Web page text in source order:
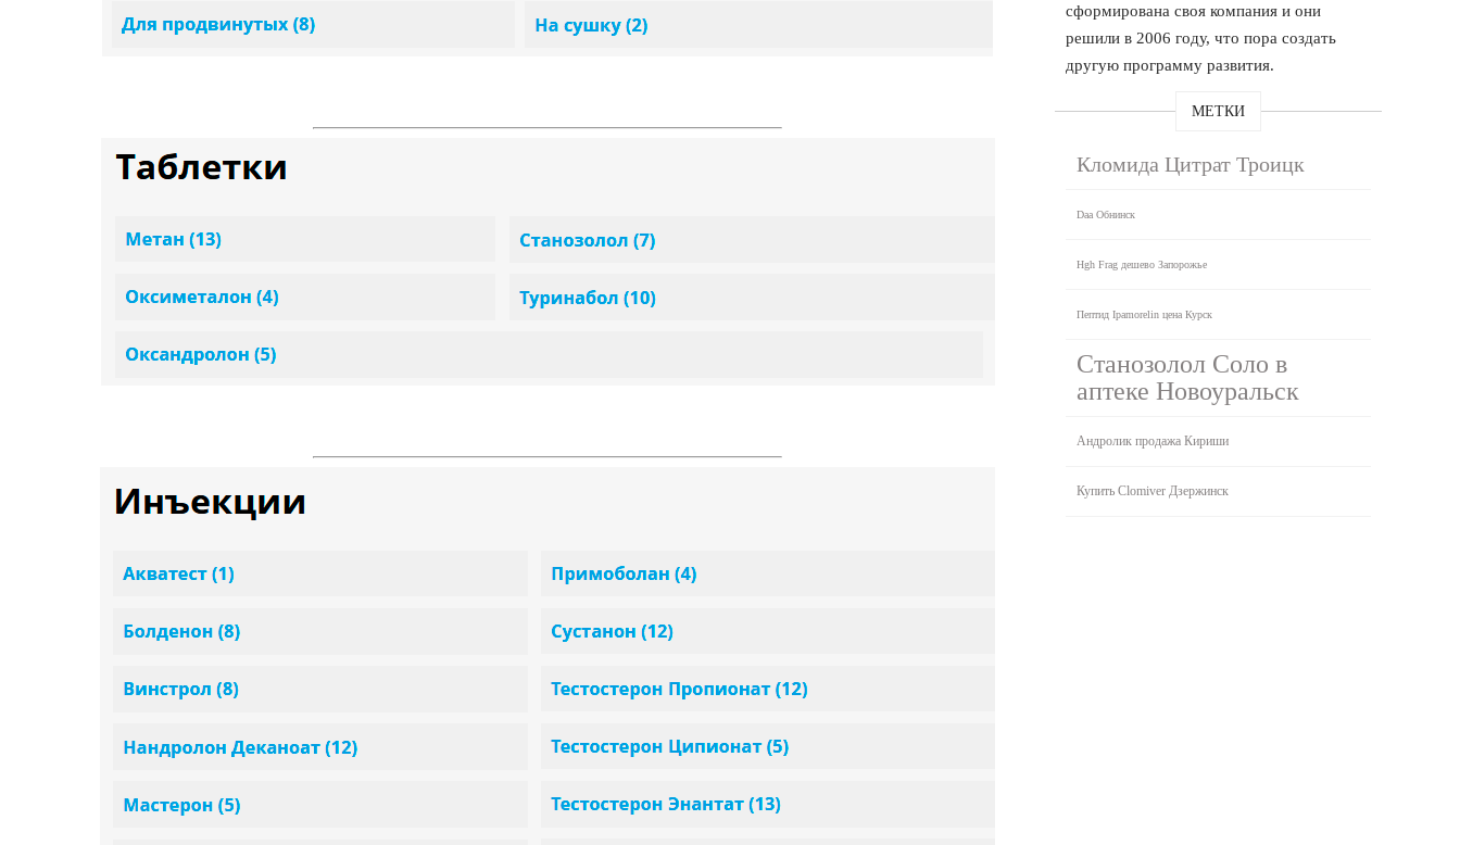
сформирована своя компания и они
решили в 2006 году, что пора создать
другую программу развития.
МЕТКИ
Кломида Цитрат Троицк
Daa Обнинск
Hgh Frag дешево Запорожье
Пептид Ipamorelin цена Курск
Станозолол Соло в
аптеке Новоуральск
Андролик продажа Кириши
Купить Clomiver Дзержинск